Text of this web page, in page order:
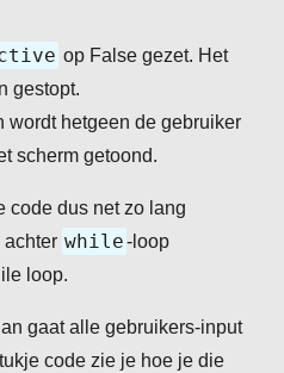
op False gezet. Het
gestopt.
wordt hetgeen de gebruiker
scherm getoond.
code dus net zo lang
achter while -loop
loop.
gaat alle gebruikers-input
code zie je hoe je die